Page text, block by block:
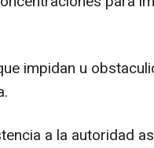
impidan u
a la autoridad